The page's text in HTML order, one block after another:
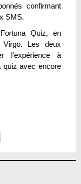
confirmant
SMS.
Quiz, en
Les deux
l’expérience à
quiz avec encore